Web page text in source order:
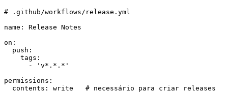
# .github/workflows/release.yml
name :
Release Notes
on :
  push
:
    tags
:
      -
' v*.*.* '
permissions :
  contents
: write
   # necessário para criar releases